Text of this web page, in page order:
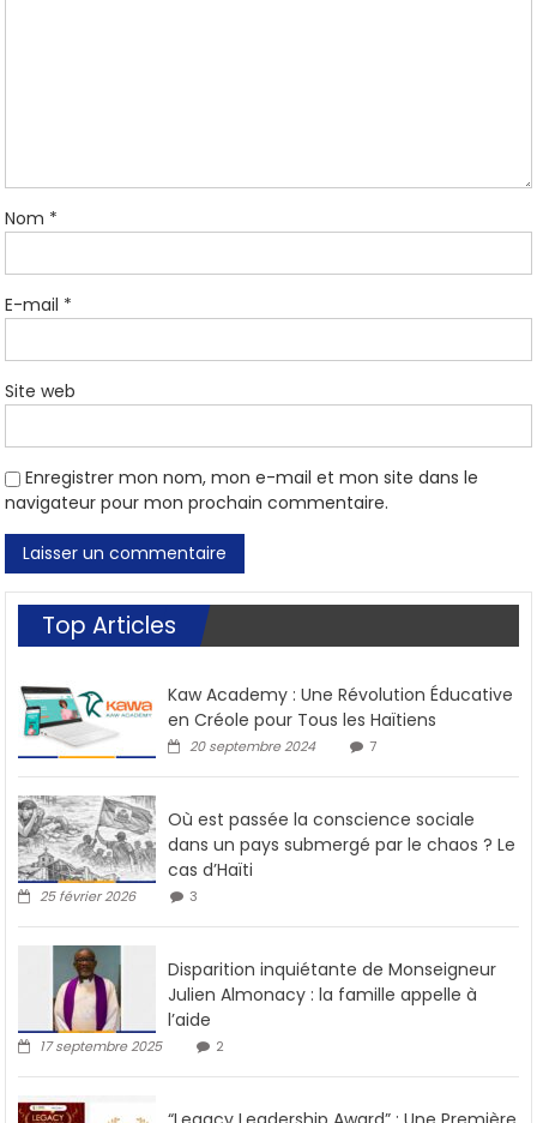
Nom *
E-mail *
Site web
Enregistrer mon nom, mon e-mail et mon site dans le
navigateur pour mon prochain commentaire.
Top Articles
Kaw Academy : Une Révolution Éducative
en Créole pour Tous les Haïtiens
20 septembre 2024 7
Où est passée la conscience sociale
dans un pays submergé par le chaos ? Le
cas d’Haïti
25 février 2026 3
Disparition inquiétante de Monseigneur
Julien Almonacy : la famille appelle à
l’aide
17 septembre 2025 2